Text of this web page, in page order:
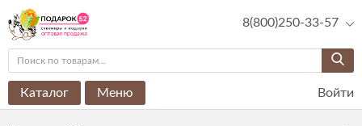
8(800)250-33-57
Каталог Меню Войти